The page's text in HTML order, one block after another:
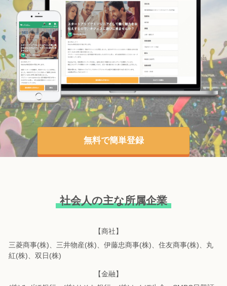
無料で簡単登録
社会人の主な所属企業
【商社】
三菱商事(株)、三井物産(株)、伊藤忠商事(株)、住友商事(株)、丸
紅(株)、双日(株)
【金融】